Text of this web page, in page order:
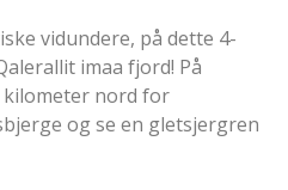
vidundere, på dette 4-
imaa fjord! På
kilometer nord for
og se en gletsjergren